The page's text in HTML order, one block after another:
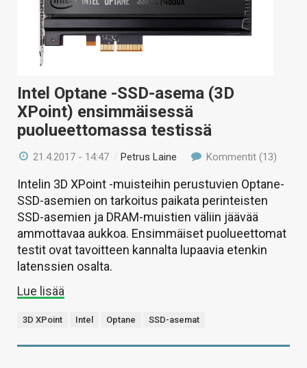
Intel Optane -SSD-asema (3D
XPoint) ensimmäisessä
puolueettomassa testissä
21.4.2017 - 14:47 /Petrus Laine Kommentit (13)
Intelin 3D XPoint -muisteihin perustuvien Optane-
SSD-asemien on tarkoitus paikata perinteisten
SSD-asemien ja DRAM-muistien väliin jäävää
ammottavaa aukkoa. Ensimmäiset puolueettomat
testit ovat tavoitteen kannalta lupaavia etenkin
latenssien osalta.
Lue lisää
3D XPoint Intel Optane SSD-asemat